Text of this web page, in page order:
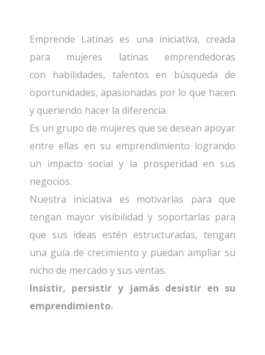
Emprende Latinas es una iniciativa, creada
para mujeres latinas emprendedoras
con habilidades, talentos en búsqueda de
oportunidades, apasionadas por lo que hacen
y queriendo hacer la diferencia.
Es un grupo de mujeres que se desean apoyar
entre ellas en su emprendimiento logrando
un impacto social y la prosperidad en sus
negocios.
Nuestra iniciativa es motivarlas para que
tengan mayor visibilidad y soportarlas para
que sus ideas estén estructuradas, tengan
una guía de crecimiento y puedan ampliar su
nicho de mercado y sus ventas.
Insistir, persistir y jamás desistir en su
emprendimiento.